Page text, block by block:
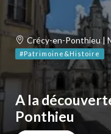
Crécy-en-Ponthieu |
#Patrimoine&Histoire
A la
Ponthieu